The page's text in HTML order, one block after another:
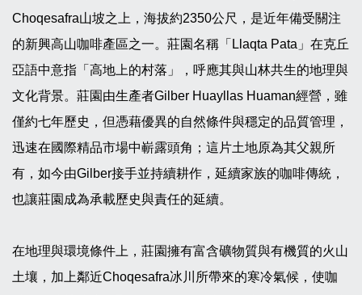
Choqesafra山坡之上，海拔約2350公尺，是近年備受關注
的新興高山咖啡產區之一。莊園名稱「Llaqta Pata」在克丘
亞語中意指「高地上的村落」，呼應其與山林共生的地理與
文化背景。莊園由生產者Gilber Huayllas Huaman經營，雖
僅約七年歷史，但憑藉優異的自然條件與穩定的品質管理，
迅速在國際精品市場中嶄露頭角；這片土地原為其父親所
有，如今由Gilber接手並持續耕作，延續家族的咖啡傳統，
也讓莊園成為承載歷史與責任的延續。
在地理與環境條件上，莊園擁有富含礦物質與有機質的火山
土壤，加上鄰近Choqesafra冰川所帶來的寒冷氣候，使咖